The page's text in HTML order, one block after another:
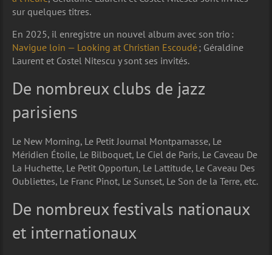
sur quelques titres.
En 2025, il enregistre un nouvel album avec son trio :
Navigue loin — Looking at Christian Escoudé; Géraldine
Laurent et Costel Nitescu y sont ses invités.
De nombreux clubs de jazz
parisiens
Le New Morning, Le Petit Journal Montparnasse, Le
Méridien Étoile, Le Bilboquet, Le Ciel de Paris, Le Caveau De
La Huchette, Le Petit Opportun, Le Lattitude, Le Caveau Des
Oubliettes, Le Franc Pinot, Le Sunset, Le Son de la Terre, etc.
De nombreux festivals nationaux
et internationaux